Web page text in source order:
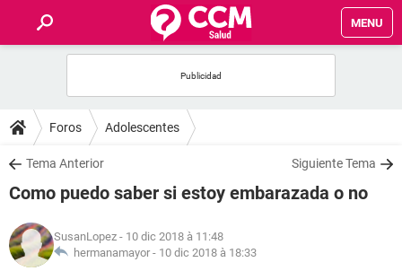
MENU
FORUMS
SALUD
NUTRICIÓN
Foros Adolescentes
Tema Anterior Siguiente Tema
Como puedo saber si estoy embarazada o no
SusanLopez - 10 dic 2018 à 11:48
hermanamayor - 10 dic 2018 à 18:33